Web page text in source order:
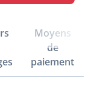
Moyens
de
paiement